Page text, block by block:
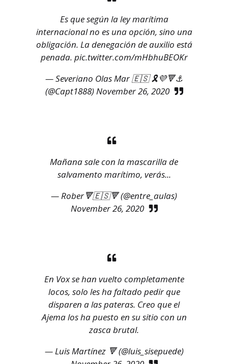
Es que según la ley marítima
internacional no es una opción, sino una
obligación. La denegación de auxilio está
penada. pic.twitter.com/mHbhuBEOKr
— Severiano Olas Mar 🇪🇸 🎗💜🔻⚓
(@Capt1888)November 26, 2020
Mañana sale con la mascarilla de
salvamento marítimo, verás...
— Rober🔻🇪🇸🔻 (@entre_aulas)
November 26, 2020
En Vox se han vuelto completamente
locos, solo les ha faltado pedir que
disparen a las pateras. Creo que el
Ajema los ha puesto en su sitio con un
zasca brutal.
— Luis Martínez 🔻 (@luis_sisepuede)